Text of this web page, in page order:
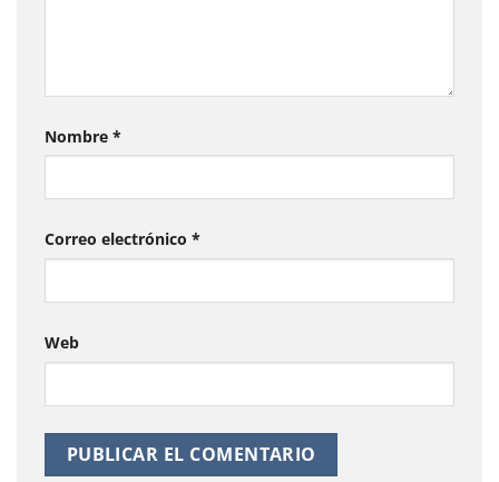
Nombre *
Correo electrónico *
Web